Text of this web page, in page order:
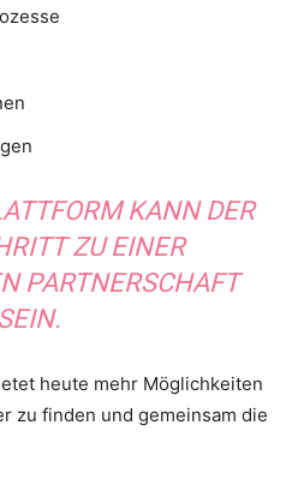
KANN DER
ZU EINER
PARTNERSCHAFT
SEIN.
heute mehr Möglichkeiten
zu finden und gemeinsam die